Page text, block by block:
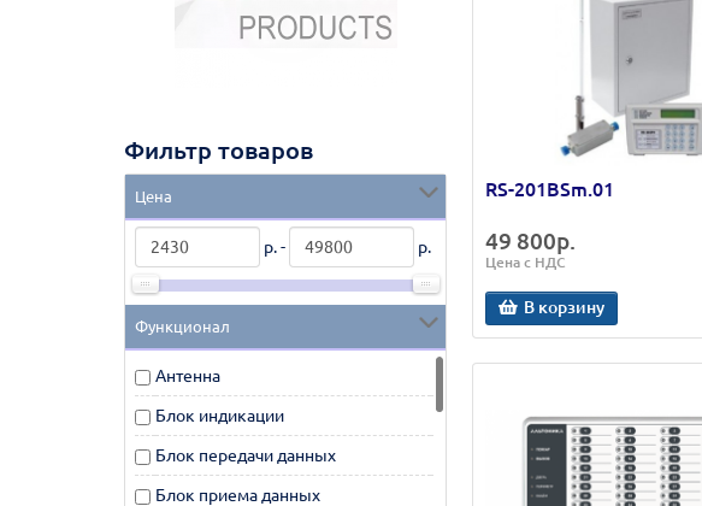
Фильтр товаров
Цена
р. - р.
Функционал
Антенна
Блок индикации
Блок передачи данных
Блок приема данных
RS-201BSm.01
49 800р.
Цена с НДС
В корзину